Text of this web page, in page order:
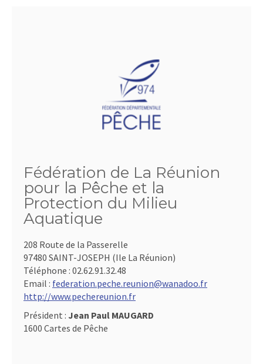
Fédération de La Réunion
pour la Pêche et la
Protection du Milieu
Aquatique
208 Route de la Passerelle
97480 SAINT-JOSEPH (Ile La Réunion)
Téléphone : 02.62.91.32.48
Email : federation.peche.reunion@wanadoo.fr
http://www.pechereunion.fr
Président : Jean Paul MAUGARD
1600 Cartes de Pêche